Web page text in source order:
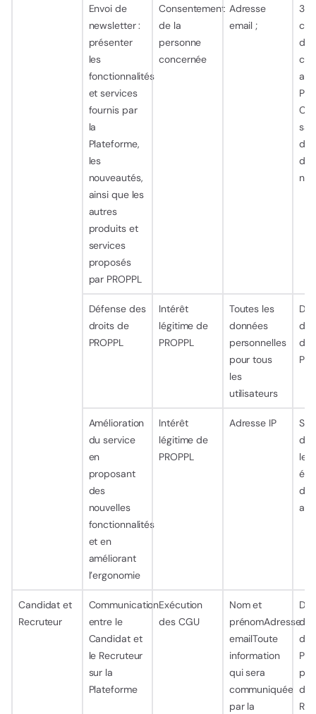
Envoi de
newsletter :
présenter
les
fonctionnalités
et services
fournis par
la
Plateforme,
les
nouveautés,
ainsi que les
autres
produits et
services
proposés
par PROPPL
Consentement
de la
personne
concernée
Adresse
email ;
3
de
Défense des
droits de
PROPPL
Intérêt
légitime de
PROPPL
Toutes les
données
personnelles
pour tous
les
utilisateurs
de
Amélioration
du service
en
proposant
des
nouvelles
fonctionnalités
et en
améliorant
l’ergonomie
Intérêt
légitime de
PROPPL
Adresse IP
de
les
Candidat et
Recruteur
Communication
entre le
Candidat et
le Recruteur
sur la
Plateforme
Exécution
des CGU
Nom et
prénomAdresse
emailToute
information
qui sera
communiquée
par la
de